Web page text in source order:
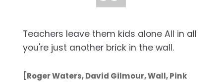
Teachers leave them kids alone All in all
you're just another brick in the wall.
[Roger Waters, David Gilmour, Wall, Pink